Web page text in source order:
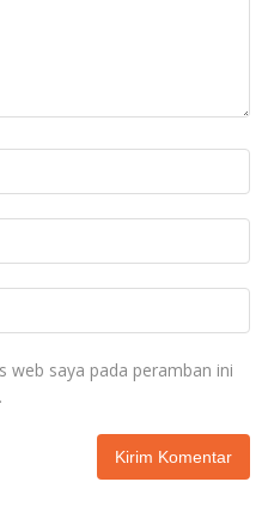
web saya pada peramban ini